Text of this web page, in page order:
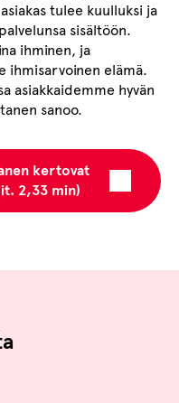
tulee kuulluksi ja
sisältöön.
ihminen, ja
ihmisarvoinen elämä.
asiakkaidemme hyvän
sanoo.
kertovat
2,33 min)